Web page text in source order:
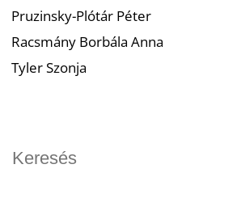
Pruzinsky-Plótár Péter
Racsmány Borbála Anna
Tyler Szonja